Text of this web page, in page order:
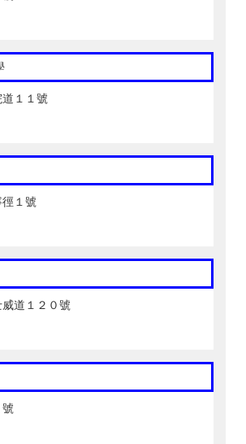
１１號
１號
道１２０號
號